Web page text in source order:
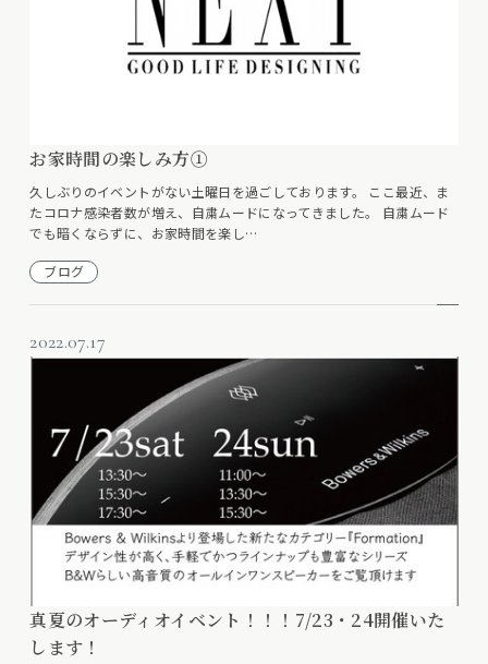
お家時間の楽しみ方①
久しぶりのイベントがない土曜日を過ごしております。 ここ最近、ま
たコロナ感染者数が増え、自粛ムードになってきました。 自粛ムード
でも暗くならずに、お家時間を楽し…
ブログ
2022.07.17
真夏のオーディオイベント！！！7/23・24開催いた
します！